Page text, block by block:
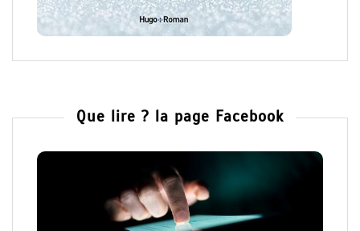
Que lire ? la page Facebook